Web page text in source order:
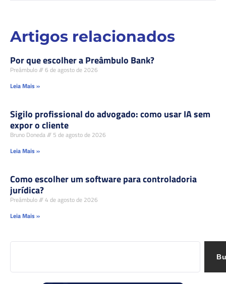
Artigos relacionados
Por que escolher a Preâmbulo Bank?
Preâmbulo
6 de agosto de 2026
Leia Mais »
Sigilo profissional do advogado: como usar IA sem
expor o cliente
Bruno Doneda
5 de agosto de 2026
Leia Mais »
Como escolher um software para controladoria
jurídica?
Preâmbulo
4 de agosto de 2026
Leia Mais »